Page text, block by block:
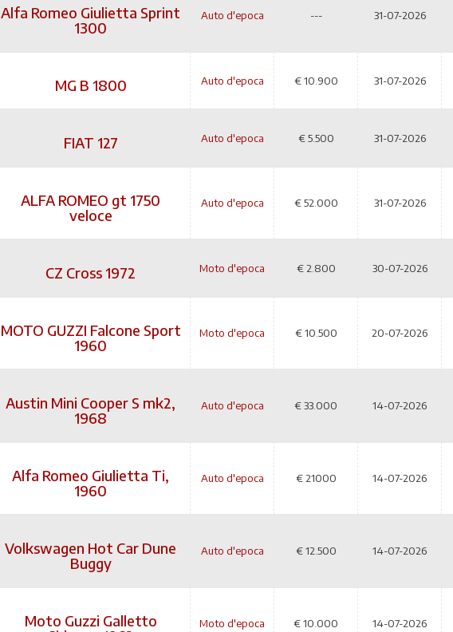
Alfa Romeo Giulietta Sprint
1300
Auto d'epoca --- 31-07-2026
MG B 1800 Auto d'epoca € 10.900 31-07-2026
FIAT 127 Auto d'epoca € 5.500 31-07-2026
ALFA ROMEO gt 1750
veloce
Auto d'epoca € 52.000 31-07-2026
CZ Cross 1972 Moto d'epoca € 2.800 30-07-2026
MOTO GUZZI Falcone Sport
1960
Moto d'epoca € 10.500 20-07-2026
Austin Mini Cooper S mk2,
1968
Auto d'epoca €33.000 14-07-2026
Alfa Romeo Giulietta Ti,
1960
Auto d'epoca € 21000 14-07-2026
Volkswagen Hot Car Dune
Buggy
Auto d'epoca € 12.500 14-07-2026
Moto Guzzi Galletto
Moto d'epoca €10.000 14-07-2026